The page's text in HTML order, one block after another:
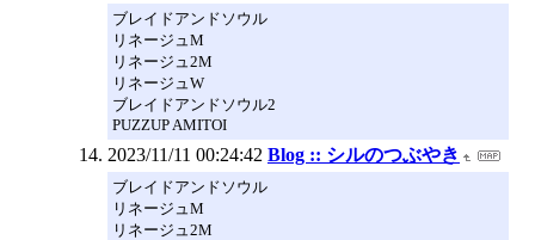
ブレイドアンドソウル
リネージュM
リネージュ2M
リネージュW
ブレイドアンドソウル2
PUZZUP AMITOI
2023/11/11 00:24:42 Blog :: シルのつぶやき
ブレイドアンドソウル
リネージュM
リネージュ2M